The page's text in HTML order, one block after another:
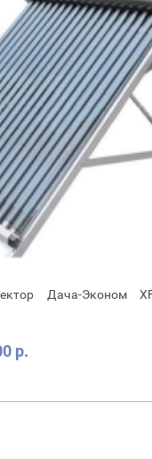
Дача-Эконом
р.